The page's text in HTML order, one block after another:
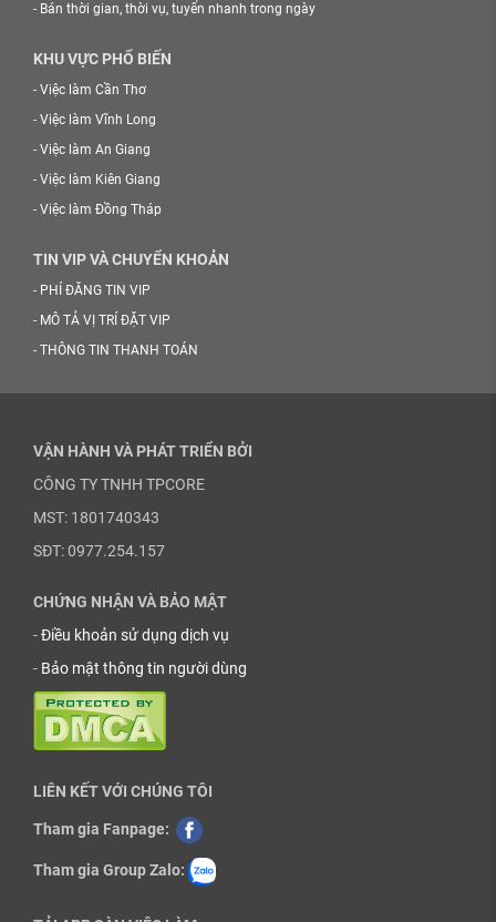
- Bán thời gian, thời vụ, tuyển nhanh trong ngày
KHU VỰC PHỔ BIẾN
- Việc làm Cần Thơ
- Việc làm Vĩnh Long
- Việc làm An Giang
- Việc làm Kiên Giang
- Việc làm Đồng Tháp
TIN VIP VÀ CHUYỂN KHOẢN
- PHÍ ĐĂNG TIN VIP
- MÔ TẢ VỊ TRÍ ĐẶT VIP
- THÔNG TIN THANH TOÁN
VẬN HÀNH VÀ PHÁT TRIỂN BỞI
CÔNG TY TNHH TPCORE
MST: 1801740343
SĐT: 0977.254.157
CHỨNG NHẬN VÀ BẢO MẬT
-Điều khoản sử dụng dịch vụ
- Bảo mật thông tin người dùng
LIÊN KẾT VỚI CHÚNG TÔI
Tham gia Fanpage:
Tham gia Group Zalo: